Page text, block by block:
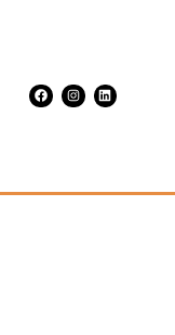
Facebook
InstagramLinkedin